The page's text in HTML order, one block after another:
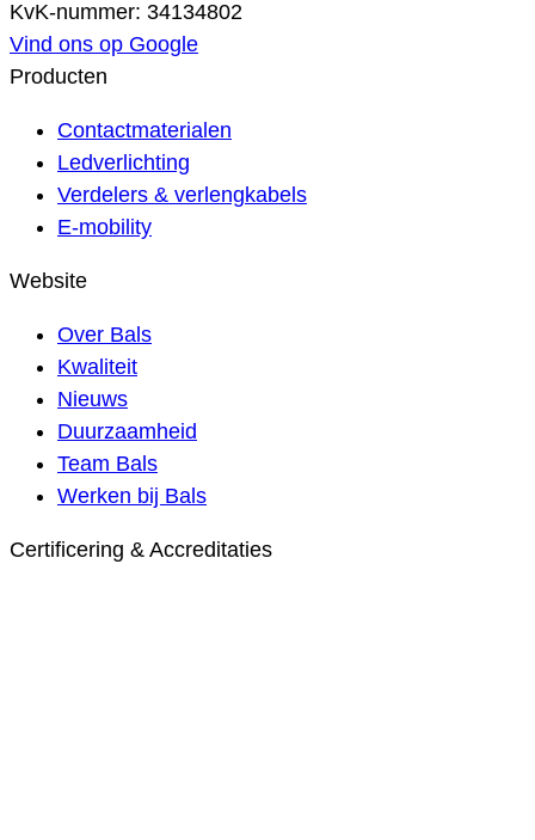
KvK-nummer: 34134802
Vind ons op Google
Producten
Contactmaterialen
Ledverlichting
Verdelers & verlengkabels
E-mobility
Website
Over Bals
Kwaliteit
Nieuws
Duurzaamheid
Team Bals
Werken bij Bals
Certificering & Accreditaties